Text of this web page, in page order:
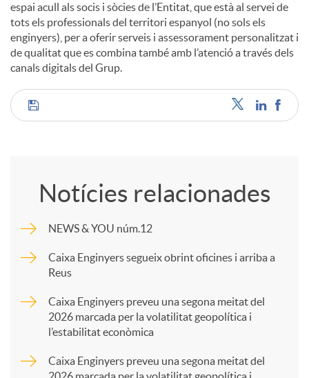
espai acull als socis i sòcies de l’Entitat, que està al servei de
tots els professionals del territori espanyol (no sols els
enginyers), per a oferir serveis i assessorament personalitzat i
de qualitat que es combina també amb l’atenció a través dels
canals digitals del Grup.
C
m
p
a
Notícies relacionades
NEWS & YOU núm.12
Caixa Enginyers segueix obrint oficines i arriba a
Reus
Caixa Enginyers preveu una segona meitat del
2026 marcada per la volatilitat geopolítica i
l’estabilitat econòmica
Caixa Enginyers preveu una segona meitat del